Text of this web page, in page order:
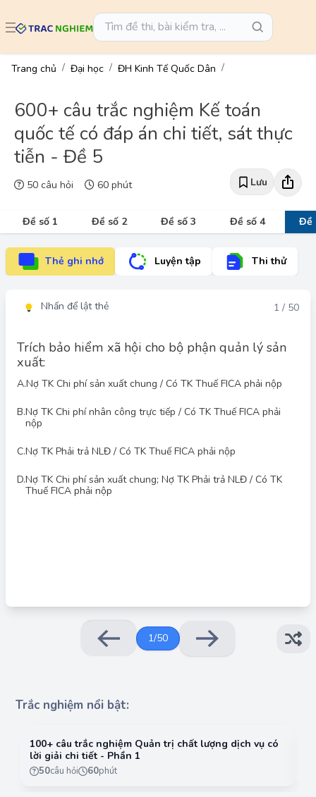
Trang chủ Đại học ĐH Kinh Tế Quốc Dân
600+ câu trắc nghiệm Kế toán
quốc tế có đáp án chi tiết, sát thực
tiễn - Đề 5
50 câu hỏi 60 phút Lưu
Đề số 1 Đề số 2 Đề số 3 Đề số 4 Đề
Thẻ ghi nhớ Luyện tập Thi thử
Nhấn để lật thẻ 1 / 50
Trích bảo hiểm xã hội cho bộ phận quản lý sản
xuất:
A.Nợ TK Chi phí sản xuất chung / Có TK Thuế FICA phải nộp
B.Nợ TK Chi phí nhân công trực tiếp / Có TK Thuế FICA phải
nộp
C.Nợ TK Phải trả NLĐ / Có TK Thuế FICA phải nộp
D.Nợ TK Chi phí sản xuất chung; Nợ TK Phải trả NLĐ / Có TK
Thuế FICA phải nộp
Chi phí bảo hiểm xã hội trích cho bộ phận quản lý sản xuất
được tính vào chi phí sản xuất chung. Do đó, bút toán đúng là
ghi Nợ tài khoản Chi phí sản xuất chung và Có tài khoản Thuế
FICA phải nộp (tài khoản phản ánh các khoản trích theo lương).
1/50
Trắc nghiệm nổi bật:
100+ câu trắc nghiệm Quản trị chất lượng dịch vụ có
lời giải chi tiết - Phần 1
50câu hỏi 60phút